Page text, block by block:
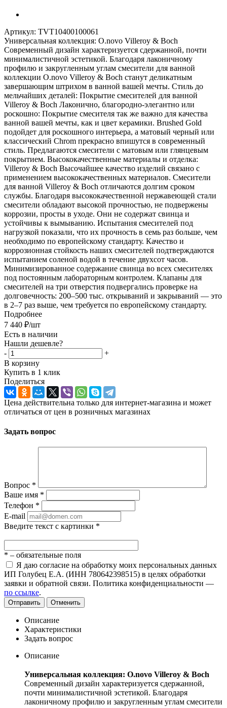
Артикул: TVT10400100061
Универсальная коллекция: O.novo Villeroy & Boch
Современный дизайн характеризуется сдержанной, почти
минималистичной эстетикой. Благодаря лаконичному
профилю и закругленным углам смесители для ванной
коллекции O.novo Villeroy & Boch станут деликатным
завершающим штрихом в ванной вашей мечты. Стиль до
мельчайших деталей: Покрытие смесителей для ванной
Villeroy & Boch Лаконично, благородно-элегантно или
роскошно: Покрытие смесителя так же важно для качества
ванной вашей мечты, как и цвет керамики. Brushed Gold
подойдет для роскошного интерьера, а матовый черный или
классический Chrom прекрасно впишутся в современный
стиль. Предлагаются смесители с матовым или глянцевым
покрытием. Высококачественные материалы и отделка:
Villeroy & Boch Высочайшее качество изделий связано с
применением высококачественных материалов. Смесители
для ванной Villeroy & Boch отличаются долгим сроком
службы. Благодаря высококачественной нержавеющей стали
смесители обладают высокой прочностью, не подвержены
коррозии, просты в уходе. Они не содержат свинца и
устойчивы к вымыванию. Испытания смесителей под
нагрузкой показали, что их прочность в семь раз больше, чем
необходимо по европейскому стандарту. Качество и
коррозионная стойкость наших смесителей подтверждаются
испытанием соленой водой в течение двухсот часов.
Минимизированное содержание свинца во всех смесителях
под постоянным лабораторным контролем. Клапаны для
смесителей на три отверстия подвергались проверке на
долговечность: 200–500 тыс. открываний и закрываний — это
в 2–7 раз выше, чем требуется по европейскому стандарту.
Подробнее
7 440 ₽/шт
Есть в наличии
Нашли дешевле?
-
+
В корзину
Купить в 1 клик
Поделиться
Цена действительна только для интернет-магазина и может
отличаться от цен в розничных магазинах
Задать вопрос
Вопрос *
Ваше имя *
Телефон *
E-mail
Введите текст с картинки *
* – обязательные поля
Я даю согласие на обработку моих персональных данных
ИП Голубец Е.А. (ИНН 780642398515) в целях обработки
заявки и обратной связи. Политика конфиденциальности —
по ссылке.
Отправить Отменить
Описание
Характеристики
Задать вопрос
Описание
Универсальная коллекция: O.novo Villeroy & Boch
Современный дизайн характеризуется сдержанной,
почти минималистичной эстетикой. Благодаря
лаконичному профилю и закругленным углам смесители